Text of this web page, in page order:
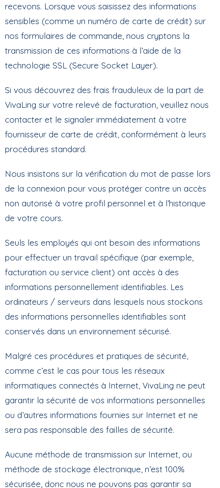
recevons. Lorsque vous saisissez des informations
sensibles (comme un numéro de carte de crédit) sur
nos formulaires de commande, nous cryptons la
transmission de ces informations à l’aide de la
technologie SSL (Secure Socket Layer).
Si vous découvrez des frais frauduleux de la part de
VivaLing sur votre relevé de facturation, veuillez nous
contacter et le signaler immédiatement à votre
fournisseur de carte de crédit, conformément à leurs
procédures standard.
Nous insistons sur la vérification du mot de passe lors
de la connexion pour vous protéger contre un accès
non autorisé à votre profil personnel et à l’historique
de votre cours.
Seuls les employés qui ont besoin des informations
pour effectuer un travail spécifique (par exemple,
facturation ou service client) ont accès à des
informations personnellement identifiables. Les
ordinateurs / serveurs dans lesquels nous stockons
des informations personnelles identifiables sont
conservés dans un environnement sécurisé.
Malgré ces procédures et pratiques de sécurité,
comme c’est le cas pour tous les réseaux
informatiques connectés à Internet, VivaLing ne peut
garantir la sécurité de vos informations personnelles
ou d’autres informations fournies sur Internet et ne
sera pas responsable des failles de sécurité.
Aucune méthode de transmission sur Internet, ou
méthode de stockage électronique, n’est 100%
sécurisée, donc nous ne pouvons pas garantir sa